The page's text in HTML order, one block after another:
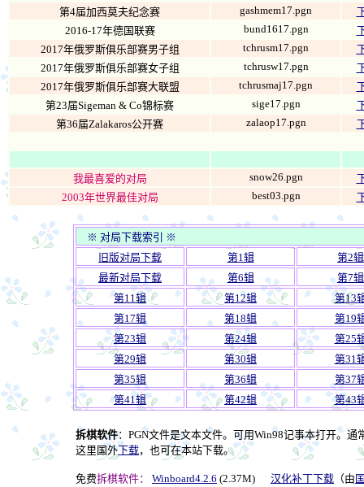
第4届加西莫夫纪念赛
gashmem17.pgn
2016-17年德国联赛
bund1617.pgn
2017年俄罗斯俱乐部赛男子组
tchrusm17.pgn
2017年俄罗斯俱乐部赛女子组
tchrusw17.pgn
2017年俄罗斯俱乐部赛大联盟
tchrusmaj17.pgn
第23届Sigeman & Co锦标赛
sige17.pgn
第36届Zalakaros公开赛
zalaop17.pgn
我最喜爱的对局 snow26.pgn
2003年世界最佳对局
best03.pgn
※ 对局下载索引 ※
旧版对局下载
第1辑
第2辑
最新对局下载
第6辑
第7辑
第11辑
第12辑
第13
第17辑
第18辑
第19
第23辑
第24辑
第25
第29辑
第30辑
第31
第35辑
第36辑
第37
第41辑
第42辑 第43
拆棋软件：PGN文件是文本文件。可用Win98记事本打开。
这里国外下载，也可在本站下载。
免费拆棋软件： Winboard4.2.6 (2.37M) 汉化补丁下载 （由